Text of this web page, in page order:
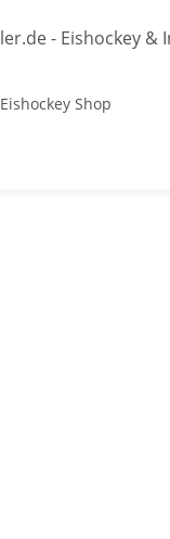
Eishockey Shop